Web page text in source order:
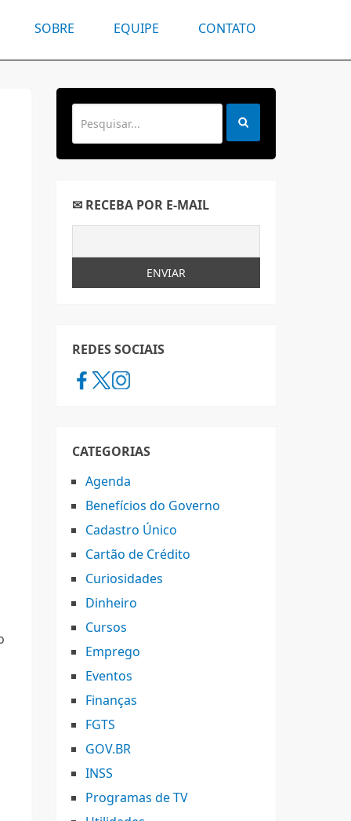
SOBRE EQUIPE CONTATO
✉ RECEBA POR E-MAIL
REDES SOCIAIS
CATEGORIAS
Agenda
Benefícios do Governo
Cadastro Único
Cartão de Crédito
Curiosidades
Dinheiro
Cursos
Emprego
Eventos
Finanças
FGTS
GOV.BR
INSS
Programas de TV